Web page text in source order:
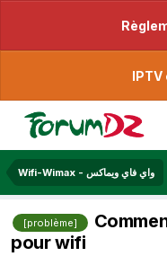
Wifi-Wimax - واي فاي ويماكس
[problème]
pour wifi